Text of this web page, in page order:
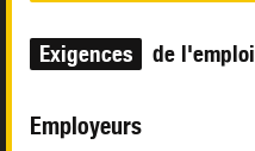
Exigences de l'emploi
Employeurs